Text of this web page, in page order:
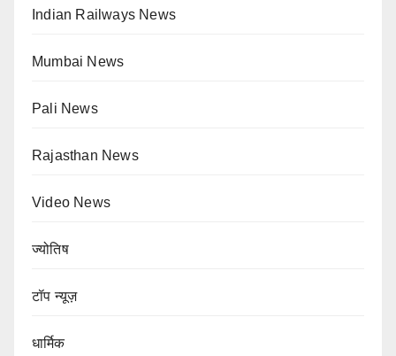
Indian Railways News
Mumbai News
Pali News
Rajasthan News
Video News
ज्योतिष
टॉप न्यूज़
धार्मिक